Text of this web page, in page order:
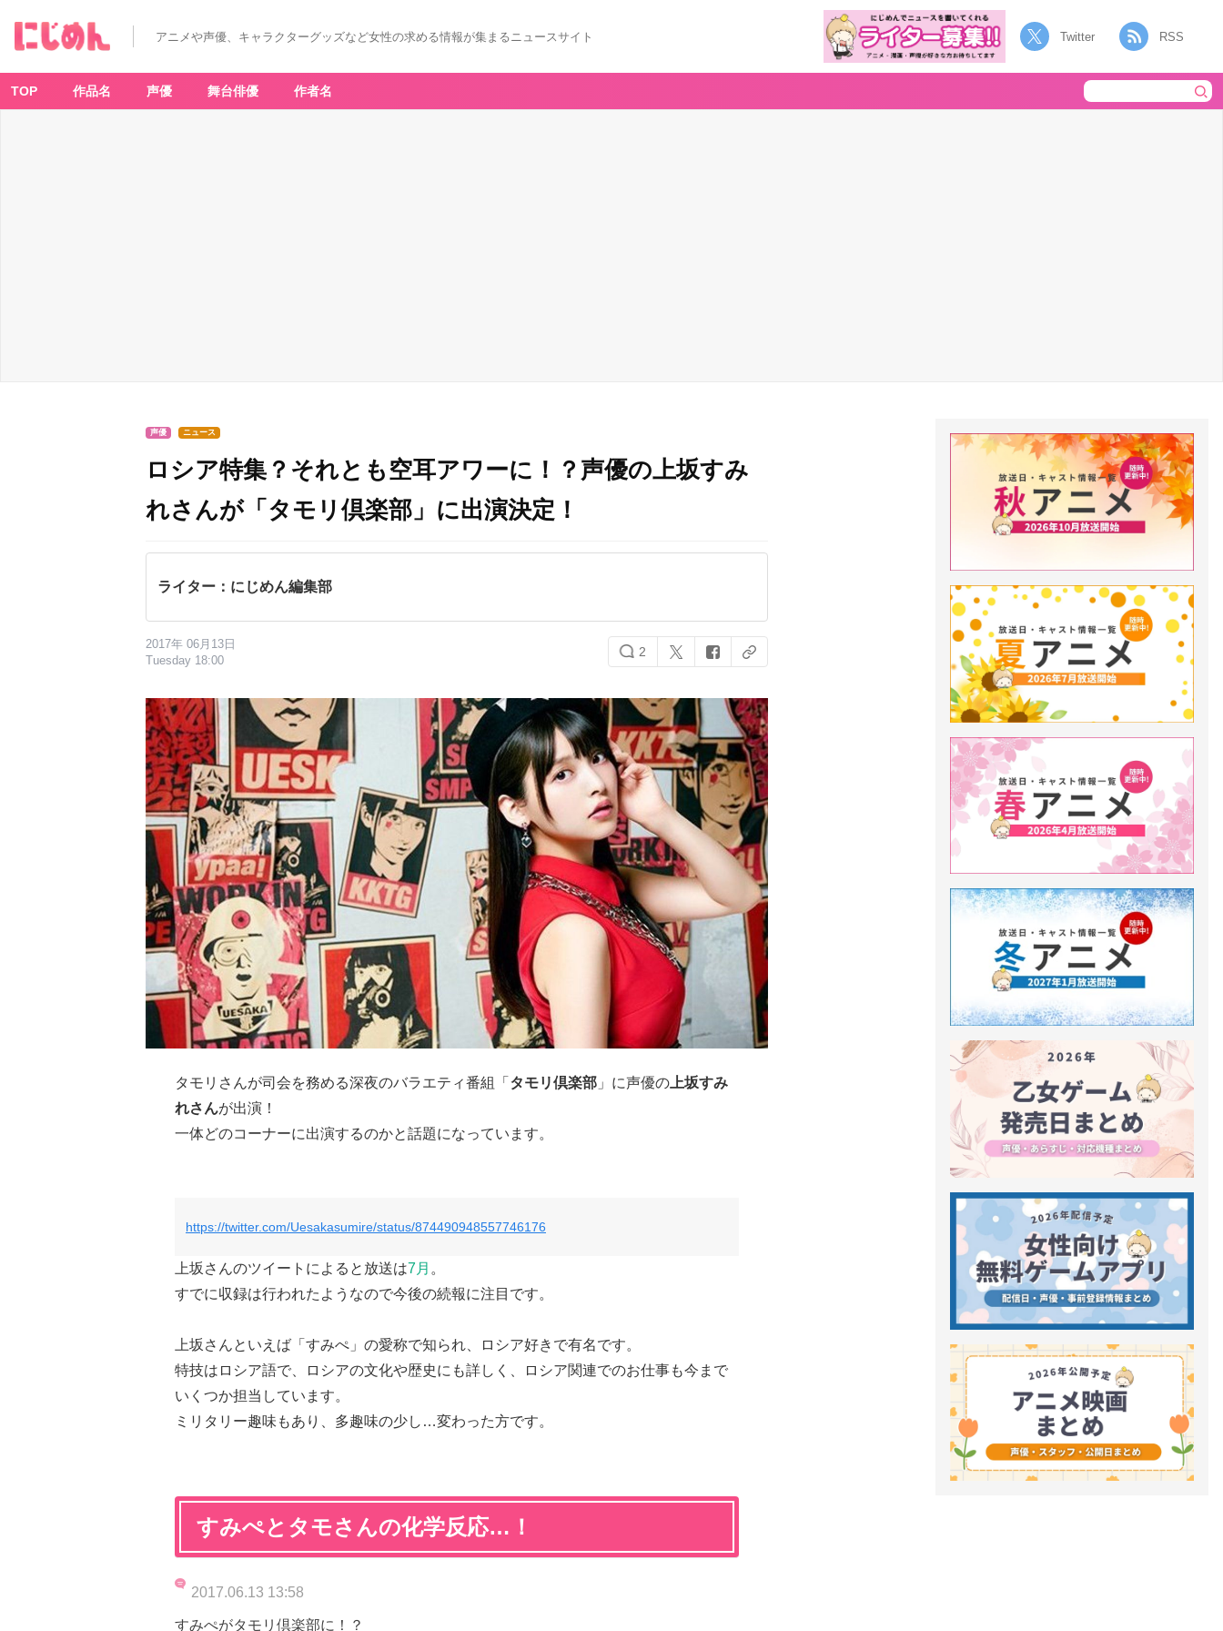
アニメや声優、キャラクターグッズなど女性の求める情報が集まるニュースサイト Twitter RSS
TOP 作品名 声優 舞台俳優 作者名
声優 ニュース
ロシア特集？それとも空耳アワーに！？声優の上坂すみ
れさんが「タモリ倶楽部」に出演決定！
ライター：にじめん編集部
2017年 06月13日
Tuesday 18:00
2
タモリさんが司会を務める深夜のバラエティ番組「 タモリ倶楽部 」に声優の 上坂すみ
れさんが出演！
一体どのコーナーに出演するのかと話題になっています。
https://twitter.com/Uesakasumire/status/874490948557746176
上坂さんのツイートによると放送は7月 。
すでに収録は行われたようなので今後の続報に注目です。
上坂さんといえば「すみぺ」の愛称で知られ、ロシア好きで有名です。
特技はロシア語で、ロシアの文化や歴史にも詳しく、ロシア関連でのお仕事も今まで
いくつか担当しています。
ミリタリー趣味もあり、多趣味の少し…変わった方です。
すみぺとタモさんの化学反応…！
2017.06.13 13:58
すみぺがタモリ倶楽部に！？